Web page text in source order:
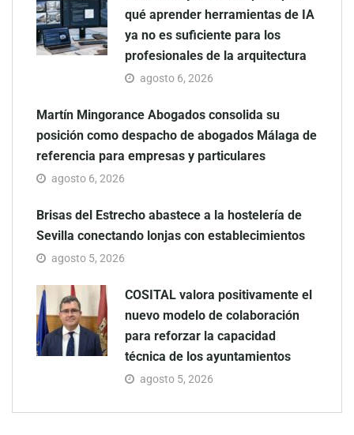
qué aprender herramientas de IA
ya no es suficiente para los
profesionales de la arquitectura
agosto 6, 2026
Martín Mingorance Abogados consolida su
posición como despacho de abogados Málaga de
referencia para empresas y particulares
agosto 6, 2026
Brisas del Estrecho abastece a la hostelería de
Sevilla conectando lonjas con establecimientos
agosto 5, 2026
COSITAL valora positivamente el
nuevo modelo de colaboración
para reforzar la capacidad
técnica de los ayuntamientos
agosto 5, 2026